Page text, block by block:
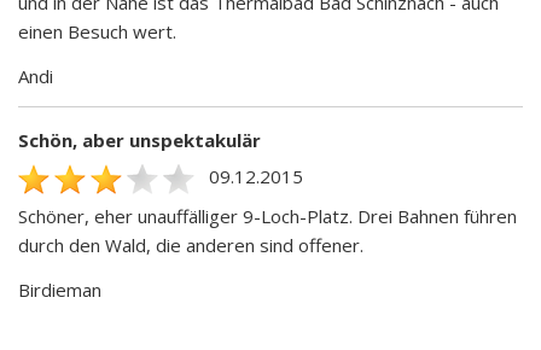
einen Besuch wert.
Andi
Schön, aber unspektakulär
09.12.2015
Schöner, eher unauffälliger 9-Loch-Platz. Drei Bahnen führen
durch den Wald, die anderen sind offener.
Birdieman